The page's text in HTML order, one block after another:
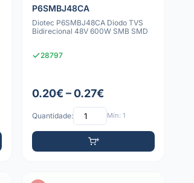
P6SMBJ48CA
Diotec P6SMBJ48CA Diodo TVS
Bidirecional 48V 600W SMB SMD
28797
0.20€ – 0.27€
Quantidade: Mín: 1